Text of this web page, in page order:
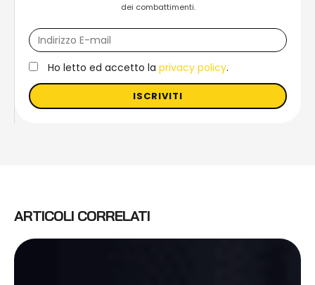
dei combattimenti.
Ho letto ed accetto la privacy policy.
ISCRIVITI
ARTICOLI CORRELATI